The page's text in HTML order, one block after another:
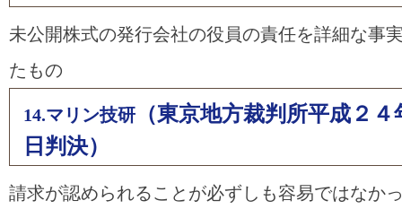
未公開株式の発行会社の役員の責任を詳細な事
たもの
14.マリン技研 （東京地方裁判所平成２
日判決）
請求が認められることが必ずしも容易ではなか